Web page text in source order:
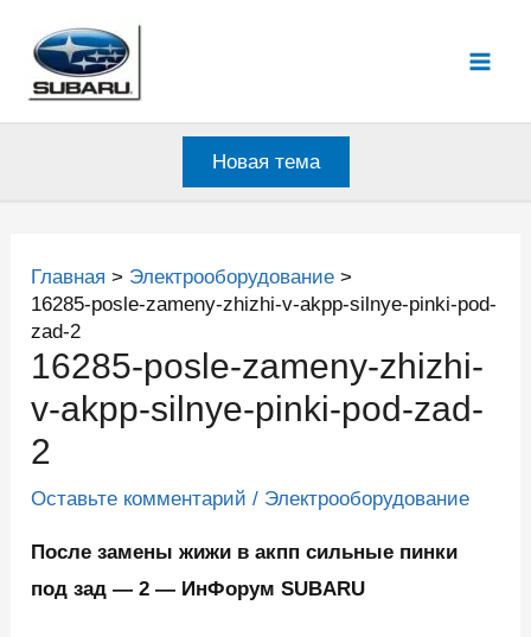
содержимому
Новая тема
Главная
Электрооборудование
16285-posle-zameny-zhizhi-v-akpp-silnye-pinki-pod-
zad-2
16285-posle-zameny-zhizhi-
v-akpp-silnye-pinki-pod-zad-
2
Оставьте комментарий / Электрооборудование
После замены жижи в акпп сильные пинки
под зад — 2 — ИнФорум SUBARU